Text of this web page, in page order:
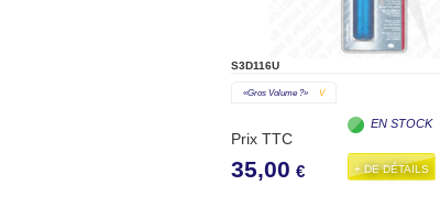
S3D116U
«gros Volume ?» V
Prix TTC
35,00 €
EN STOCK
+ DE DÉTAILS